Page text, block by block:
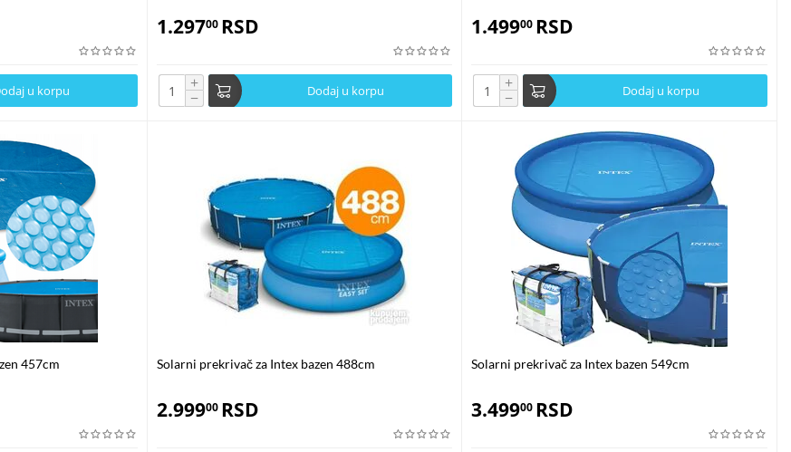
u korpu
1.29700 RSD
+
− Dodaj u korpu
1.49900 RSD
+
− Dodaj u korpu
457cm Solarni prekrivač za Intex bazen 488cm
2.99900 RSD
Solarni prekrivač za Intex bazen 549cm
3.49900 RSD